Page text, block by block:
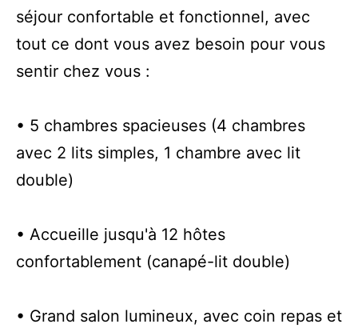
séjour confortable et fonctionnel, avec
tout ce dont vous avez besoin pour vous
sentir chez vous :
• 5 chambres spacieuses (4 chambres
avec 2 lits simples, 1 chambre avec lit
double)
• Accueille jusqu'à 12 hôtes
confortablement (canapé-lit double)
• Grand salon lumineux, avec coin repas et